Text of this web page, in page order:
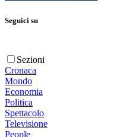
Seguici su
Sezioni
Cronaca
Mondo
Economia
Politica
Spettacolo
Televisione
People